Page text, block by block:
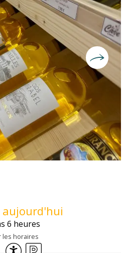
aujourd'hui
6 heures
les horaires
handicapés
Accessibilité
Parking